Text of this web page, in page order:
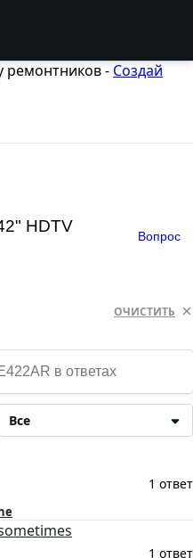
ремонтников - Создай
HDTV
Вопрос
ОЧИСТИТЬ
Все
1 ответ
1 ответ